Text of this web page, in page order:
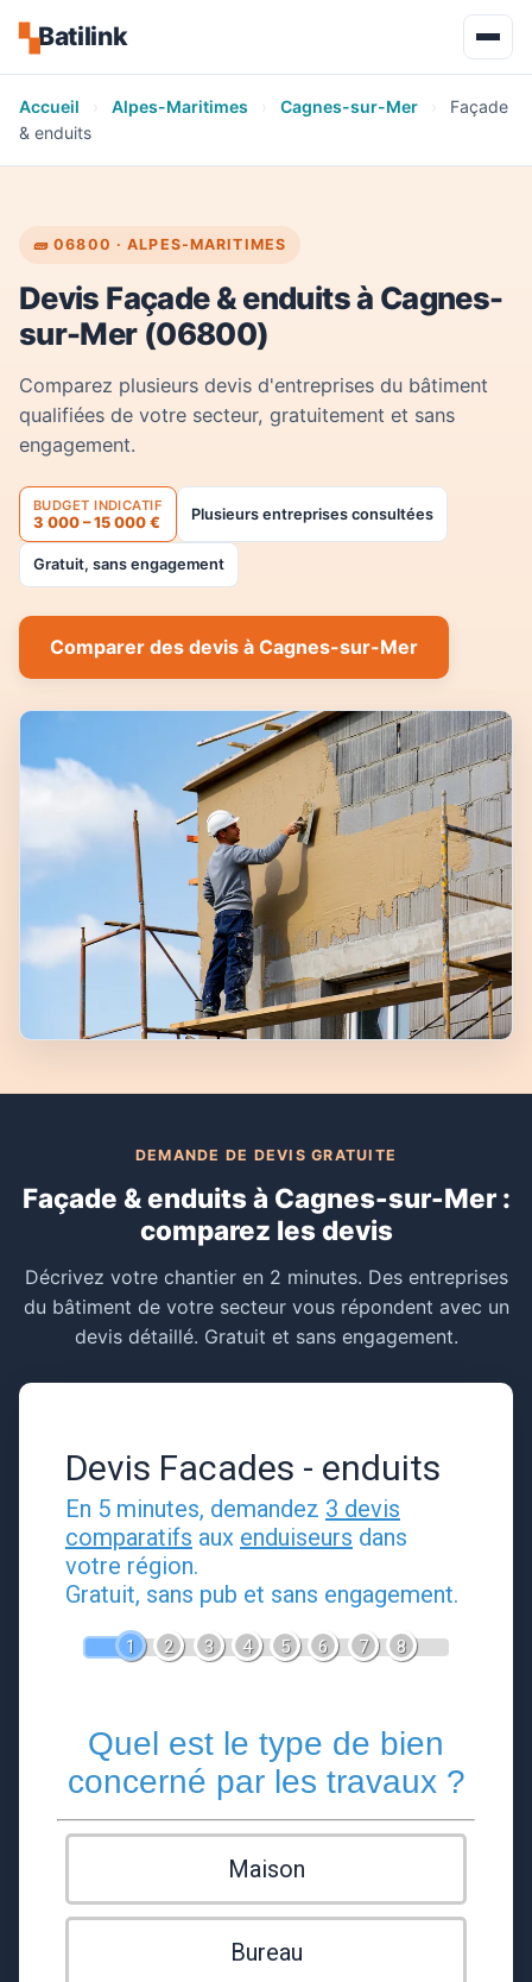
▚Batilink
Accueil › Alpes-Maritimes › Cagnes-sur-Mer ›
Façade
& enduits
🧱 06800 · ALPES-MARITIMES
Devis Façade & enduits à Cagnes-
sur-Mer (06800)
Comparez plusieurs devis d'entreprises du bâtiment
qualifiées de votre secteur, gratuitement et sans
engagement.
BUDGET INDICATIF
3 000 – 15 000 € Plusieurs entreprises consultées
Gratuit, sans engagement
Comparer des devis à Cagnes-sur-Mer
DEMANDE DE DEVIS GRATUITE
Façade & enduits à Cagnes-sur-Mer :
comparez les devis
Décrivez votre chantier en 2 minutes. Des entreprises
du bâtiment de votre secteur vous répondent avec un
devis détaillé. Gratuit et sans engagement.
Devis Facades - enduits
En 5 minutes, demandez 3 devis
comparatifs aux enduiseurs dans
votre région.
Gratuit, sans pub et sans engagement.
1 2 3 4 5 6 7 8
Quel est le type de bien
concerné par les travaux ?
Maison
Bureau